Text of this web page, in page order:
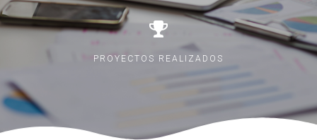
PROYECTOS REALIZADOS